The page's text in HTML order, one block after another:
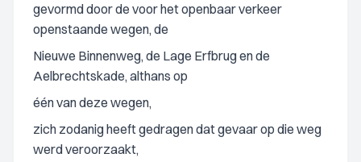
gevormd door de voor het openbaar verkeer
openstaande wegen, de
Nieuwe Binnenweg, de Lage Erfbrug en de
Aelbrechtskade, althans op
één van deze wegen,
zich zodanig heeft gedragen dat gevaar op die weg
werd veroorzaakt,